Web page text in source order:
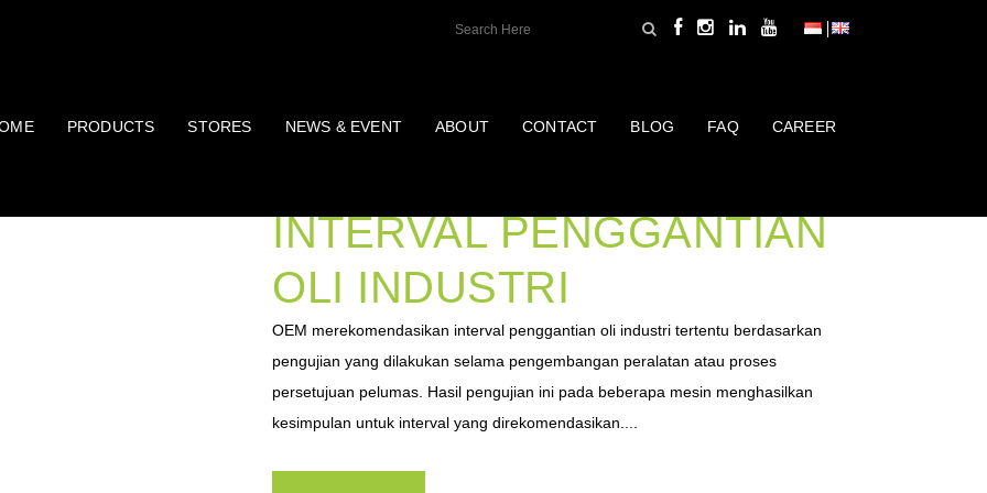
PRODUCTS STORES NEWS & EVENT ABOUT CONTACT BLOG FAQ CAREER
INTERVAL PENGGANTIAN
OLI INDUSTRI
OEM merekomendasikan interval penggantian oli industri tertentu berdasarkan
pengujian yang dilakukan selama pengembangan peralatan atau proses
persetujuan pelumas. Hasil pengujian ini pada beberapa mesin menghasilkan
kesimpulan untuk interval yang direkomendasikan....